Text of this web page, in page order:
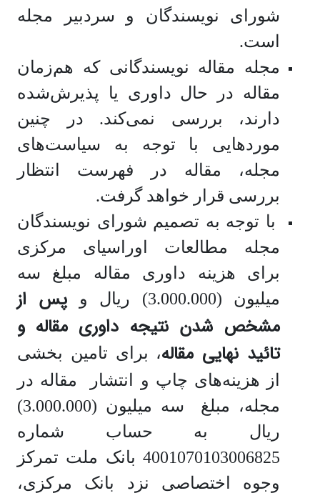
شورای نویسندگان و سردبیر مجله
است.
مجله مقاله نویسندگانی که هم‌زمان
مقاله در حال داوری یا پذیرش‌شده
دارند، بررسی نمی‌کند. در چنین
موردهایی با توجه به سیاست‌های
مجله، مقاله در فهرست انتظار
بررسی قرار خواهد گرفت.
با توجه به تصمیم شورای نویسندگان
مجله مطالعات اوراسیای مرکزی
برای هزینه داوری مقاله مبلغ سه
میلیون (3.000.000) ریال و
پس از
مشخص شدن نتیجه داوری مقاله و
تائید نهایی مقاله، برای تامین بخشی
از هزینه‌های چاپ و انتشار مقاله در
مجله، مبلغ سه میلیون (3.000.000)
ریال به حساب شماره
4001070103006825 بانک ملت تمرکز
وجوه اختصاصی نزد بانک مرکزی،